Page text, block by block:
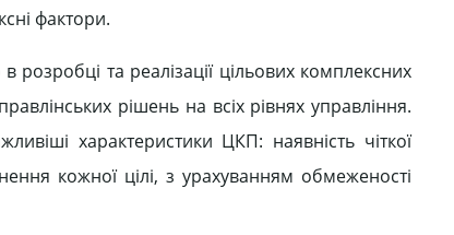
фактори.
та реалізації цільових комплексних
рішень на всіх рівнях управління.
характеристики ЦКП: наявність чіткої
кожної цілі, з урахуванням обмеженості